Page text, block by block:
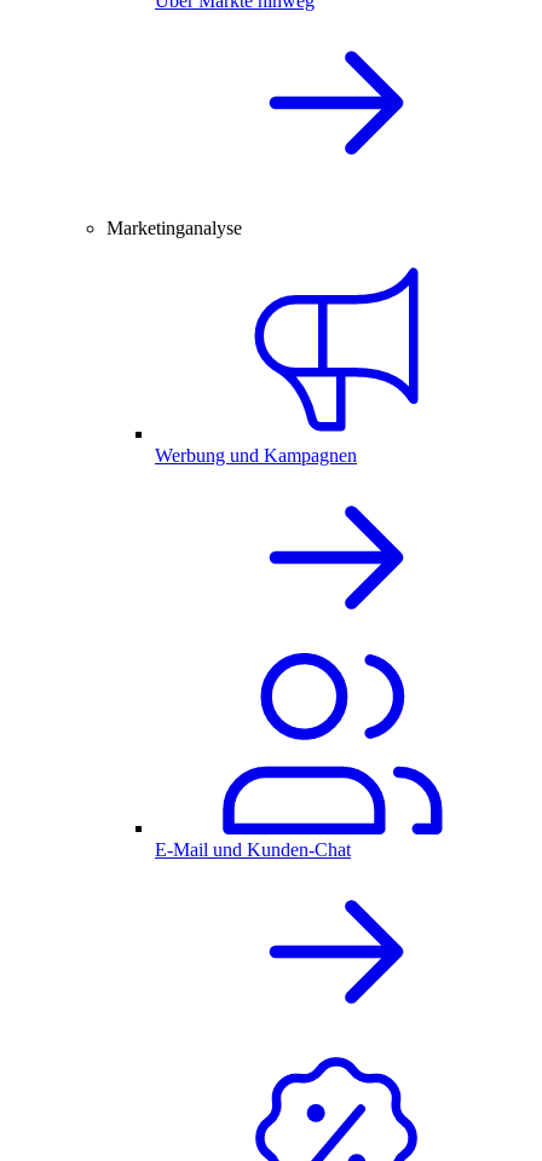
Marketinganalyse
Werbung und Kampagnen
E-Mail und Kunden-Chat